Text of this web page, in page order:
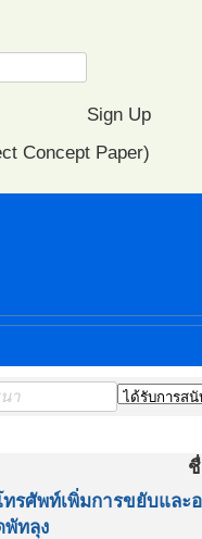
Sign Up
Concept Paper)
รศัพท์เพิ่มการขยับและ
พัทลุง